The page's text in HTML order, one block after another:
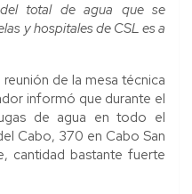
total de agua que se
y hospitales de CSL es a
de la mesa técnica
informó que durante el
de agua en todo el
Cabo, 370 en Cabo San
cantidad bastante fuerte